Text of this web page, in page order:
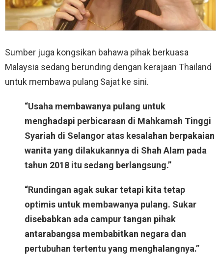
Sumber juga kongsikan bahawa pihak berkuasa
Malaysia sedang berunding dengan kerajaan Thailand
untuk membawa pulang Sajat ke sini.
“Usaha membawanya pulang untuk
menghadapi perbicaraan di Mahkamah Tinggi
Syariah di Selangor atas kesalahan berpakaian
wanita yang dilakukannya di Shah Alam pada
tahun 2018 itu sedang berlangsung.”
“Rundingan agak sukar tetapi kita tetap
optimis untuk membawanya pulang. Sukar
disebabkan ada campur tangan pihak
antarabangsa membabitkan negara dan
pertubuhan tertentu yang menghalangnya.”